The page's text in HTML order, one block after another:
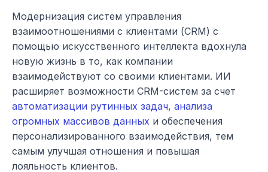
Модернизация систем управления
взаимоотношениями с клиентами (CRM) с
помощью искусственного интеллекта вдохнула
новую жизнь в то, как компании
взаимодействуют со своими клиентами. ИИ
автоматизации рутинных задач, анализа
огромных массивов данных и обеспечения
персонализированного взаимодействия, тем
самым улучшая отношения и повышая
лояльность клиентов.